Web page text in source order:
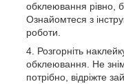
обклеювання рівно,
Ознайомтеся з
роботи.
Розгорніть
обклеювання. Не
потрібно, відріжте